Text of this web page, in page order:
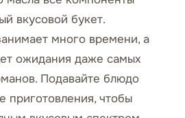
вкусовой букет.
много времени, а
ожидания даже самых
Подавайте блюдо
приготовления, чтобы